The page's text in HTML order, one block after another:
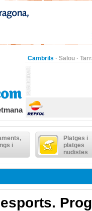
Cambrils · Salou ·
i
Platges i
platges
nudistes